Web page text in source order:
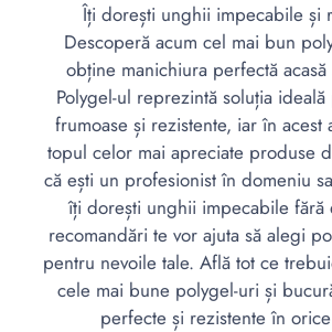
Îți dorești unghii impecabile și
Descoperă acum cel mai bun
obține manichiura perfectă acasă
Polygel-ul reprezintă soluția
frumoase și rezistente, iar în acest
topul celor mai apreciate produse
că ești un profesionist în domeniu
îți dorești unghii impecabile fără
recomandări te vor ajuta să alegi
pentru nevoile tale. Află tot ce
cele mai bune polygel-uri și
perfecte și rezistente în